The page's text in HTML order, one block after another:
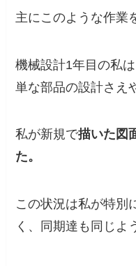
主にこのような作業
機械設計1年目の私
単な部品の設計さえ
私が新規で描いた図
た。
この状況は私が特別
く、同期達も同じよ